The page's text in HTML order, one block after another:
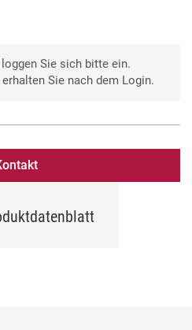
Sie sich bitte ein.
Sie nach dem Login.